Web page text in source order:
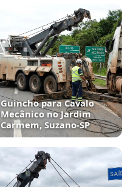
Guincho para Cavalo
Mecânico no Jardim
Carmem, Suzano‑SP